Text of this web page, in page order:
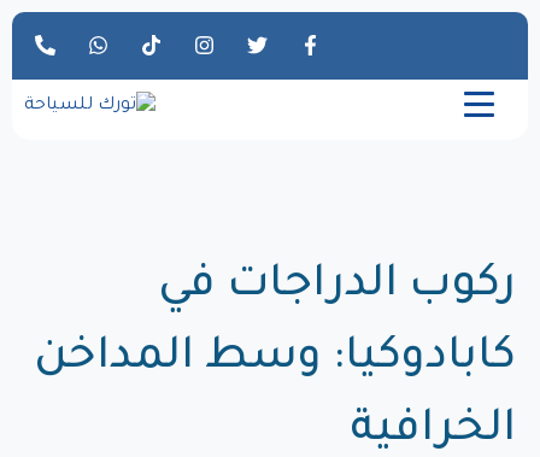
ركوب الدراجات في
كابادوكيا: وسط المداخن
الخرافية